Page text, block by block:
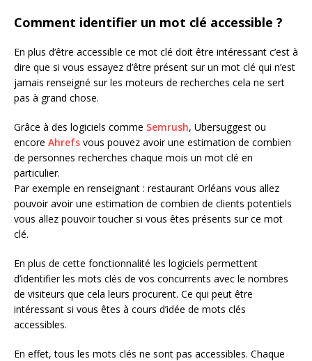
Comment identifier un mot clé accessible ?
En plus d’être accessible ce mot clé doit être intéressant c’est à
dire que si vous essayez d’être présent sur un mot clé qui n’est
jamais renseigné sur les moteurs de recherches cela ne sert
pas à grand chose.
Grâce à des logiciels comme Semrush, Ubersuggest ou
encore Ahrefs vous pouvez avoir une estimation de combien
de personnes recherches chaque mois un mot clé en
particulier.
Par exemple en renseignant : restaurant Orléans vous allez
pouvoir avoir une estimation de combien de clients potentiels
vous allez pouvoir toucher si vous êtes présents sur ce mot
clé.
En plus de cette fonctionnalité les logiciels permettent
d’identifier les mots clés de vos concurrents avec le nombres
de visiteurs que cela leurs procurent. Ce qui peut être
intéressant si vous êtes à cours d’idée de mots clés
accessibles.
En effet, tous les mots clés ne sont pas accessibles. Chaque